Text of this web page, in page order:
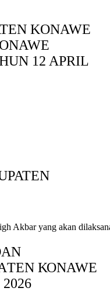
KONAWE
12 APRIL
Akbar yang akan
ΚΟNAWE